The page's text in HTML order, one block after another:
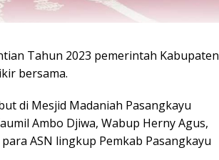
Tahun 2023 pemerintah Kabupaten
bersama.
di Mesjid Madaniah Pasangkayu
Ambo Djiwa, Wabup Herny Agus,
ASN lingkup Pemkab Pasangkayu